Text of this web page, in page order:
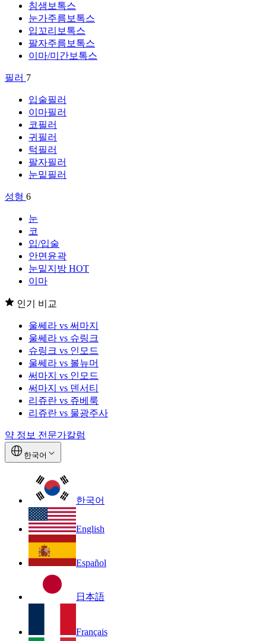
침샘보톡스
눈가주름보톡스
입꼬리보톡스
팔자주름보톡스
이마/미간보톡스
필러 7
입술필러
이마필러
코필러
귀필러
턱필러
팔자필러
눈밑필러
성형 6
눈
코
입/입술
안면윤곽
눈밑지방 HOT
이마
인기 비교
울쎄라 vs 써마지
울쎄라 vs 슈링크
슈링크 vs 인모드
울쎄라 vs 볼뉴머
써마지 vs 인모드
써마지 vs 덴서티
리쥬란 vs 쥬베룩
리쥬란 vs 물광주사
약 정보 전문가칼럼
한국어
한국어
English
Español
日本語
Français